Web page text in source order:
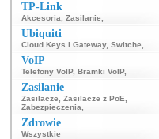
TP-Link
Akcesoria Zasilanie
Ubiquiti
Cloud Keys i Gateway, Switche
VoIP
Telefony VoIP, Bramki VoIP,
Zasilanie
Zasilacze Zasilacze z PoE
Zabezpieczenia
Zdrowie
Wszystkie